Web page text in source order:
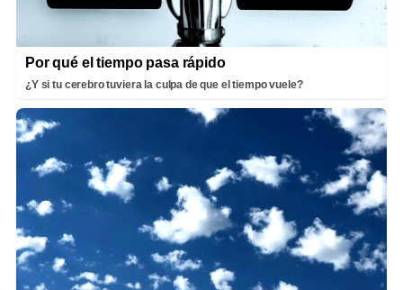
Por qué el tiempo pasa rápido
¿Y si tu cerebro tuviera la culpa de que el tiempo vuele?